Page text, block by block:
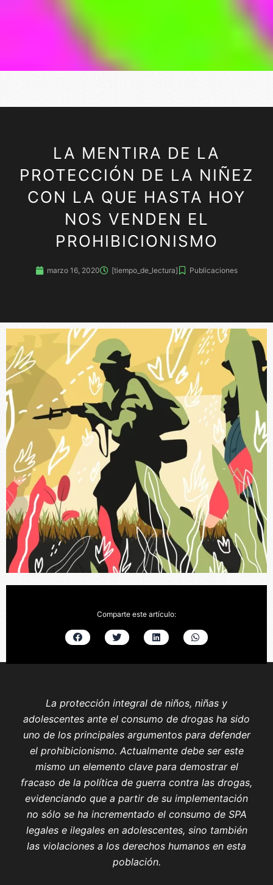
LA MENTIRA DE LA
PROTECCIÓN DE LA NIÑEZ
CON LA QUE HASTA HOY
NOS VENDEN EL
PROHIBICIONISMO
marzo 16, 2020 [tiempo_de_lectura] Publicaciones
Comparte este artículo:
La protección integral de niños, niñas y
adolescentes ante el consumo de drogas ha sido
uno de los principales argumentos para defender
el prohibicionismo. Actualmente debe ser este
mismo un elemento clave para demostrar el
fracaso de la política de guerra contra las drogas,
evidenciando que a partir de su implementación
no sólo se ha incrementado el consumo de SPA
legales e ilegales en adolescentes, sino también
las violaciones a los derechos humanos en esta
población.